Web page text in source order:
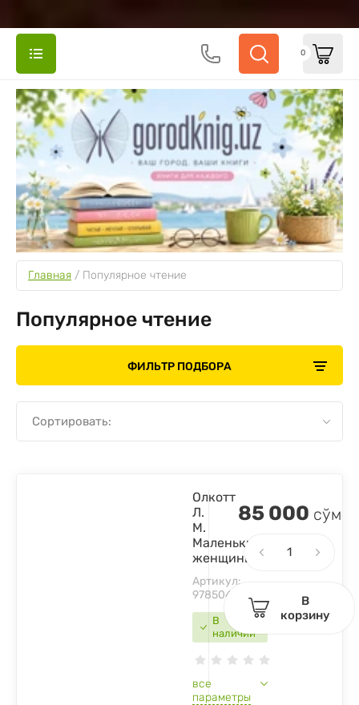
0
Главная / Популярное чтение
Популярное чтение
ФИЛЬТР ПОДБОРА
Сортировать:
В
наличии
Олкотт
Л.
М.
Маленькие
женщины
Артикул:
9785041704476
все
параметры
85 000 сўм
В
корзину